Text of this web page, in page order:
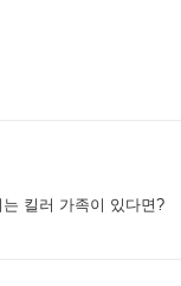
킬러 가족이 있다면?